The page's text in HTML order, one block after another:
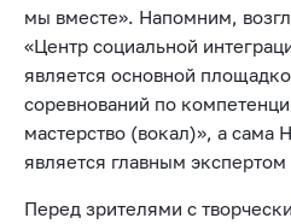
мы вместе». Напомним,
«Центр социальной
является основной
соревнований по
мастерство (вокал)», а сама
является главным
Перед зрителями с